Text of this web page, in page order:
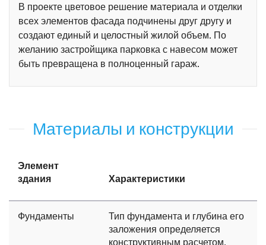
В проекте цветовое решение материала и отделки
всех элементов фасада подчинены друг другу и
создают единый и целостный жилой объем. По
желанию застройщика парковка с навесом может
быть превращена в полноценный гараж.
Материалы и конструкции
Элемент
здания
Характеристики
Фундаменты
Тип фундамента и глубина его
заложения определяется
конструктивным расчетом,